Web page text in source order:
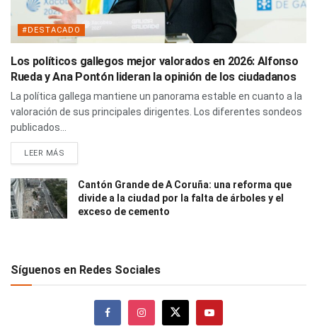
#DESTACADO
Los políticos gallegos mejor valorados en 2026: Alfonso
Rueda y Ana Pontón lideran la opinión de los ciudadanos
La política gallega mantiene un panorama estable en cuanto a la
valoración de sus principales dirigentes. Los diferentes sondeos
publicados...
LEER MÁS
Cantón Grande de A Coruña: una reforma que
divide a la ciudad por la falta de árboles y el
exceso de cemento
Síguenos en Redes Sociales